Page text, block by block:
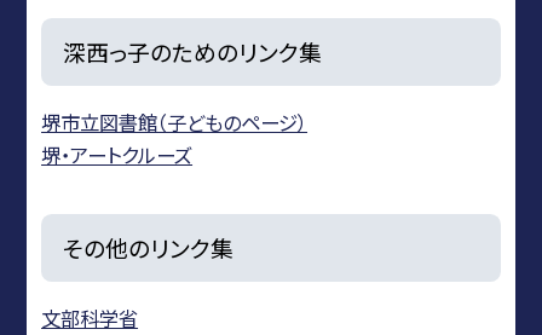
深西っ子のためのリンク集
堺市立図書館（子どものページ）
堺・アートクルーズ
その他のリンク集
文部科学省